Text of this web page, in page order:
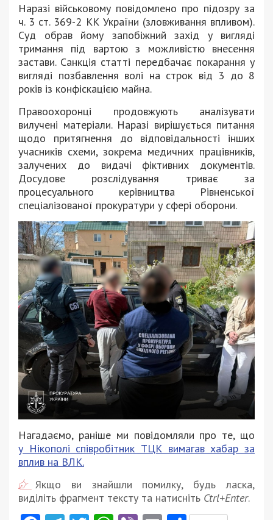
Наразі військовому повідомлено про підозру за
ч. 3 ст. 369-2 КК України (зловживання впливом).
Суд обрав йому запобіжний захід у вигляді
тримання під вартою з можливістю внесення
застави. Санкція статті передбачає покарання у
вигляді позбавлення волі на строк від 3 до 8
років із конфіскацією майна.
Правоохоронці продовжують аналізувати
вилучені матеріали. Наразі вирішується питання
щодо притягнення до відповідальності інших
учасників схеми, зокрема медичних працівників,
залучених до видачі фіктивних документів.
Досудове розслідування триває за
процесуального керівництва Рівненської
спеціалізованої прокуратури у сфері оборони.
Нагадаємо, раніше ми повідомляли про те, що
у Нікополі співробітник ТЦК вимагав хабар за
вплив на ВЛК.
Якщо ви знайшли помилку, будь ласка,
виділіть фрагмент тексту та натисніть Ctrl+Enter.